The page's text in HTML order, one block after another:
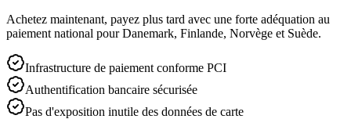
Achetez maintenant, payez plus tard avec une forte adéquation au
paiement national pour Danemark, Finlande, Norvège et Suède.
Infrastructure de paiement conforme PCI
Authentification bancaire sécurisée
Pas d'exposition inutile des données de carte